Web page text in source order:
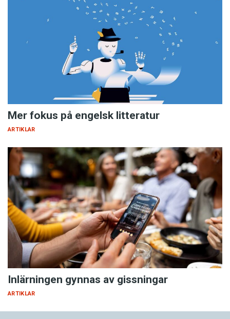
Mer fokus på engelsk litteratur
ARTIKLAR
Inlärningen gynnas av gissningar
ARTIKLAR